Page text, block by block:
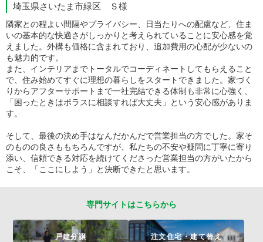
埼玉県さいたま市緑区 Ｓ様
隣家との程よい間隔やプライバシー、日当たりへの配慮など、住ま
いの基本的な快適さがしっかりと考えられていることに安心感を覚
えました。外構も価格に含まれており、追加費用の心配が少ないの
も魅力的です。
また、インテリアまでトータルでコーディネートしてもらえること
で、住み始めてすぐに理想の暮らしをスタートできました。家づく
りからアフターサポートまで一社完結できる体制も非常に心強く、
「困ったときはポラスに相談すれば大丈夫」という安心感がありま
す。
そして、最後の決め手はなんだかんだで営業担当の方でした。家そ
のものの良さももちろんですが、私たちの不安や疑問に丁寧に寄り
添い、信頼できる対応を続けてくださった営業担当の方がいたから
こそ、「ここにしよう」と決断できたと思います。
専門サイトはこちらから
戸建分譲 注文住宅・建て替え